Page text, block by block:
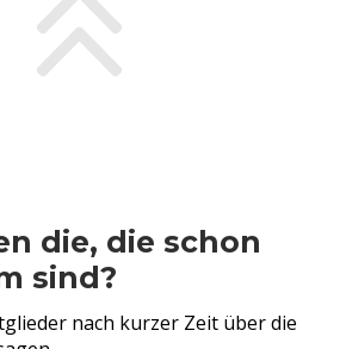
die, die schon
sind?
nach kurzer Zeit über die